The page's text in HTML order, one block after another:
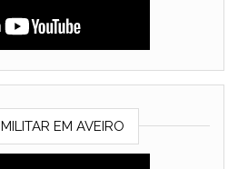
EM AVEIRO